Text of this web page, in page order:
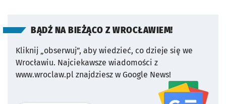
BĄDŹ NA BIEŻĄCO Z WROCŁAWIEM!
Kliknij „obserwuj”, aby wiedzieć, co dzieje się we
Wrocławiu. Najciekawsze wiadomości z
www.wroclaw.pl znajdziesz w Google News!